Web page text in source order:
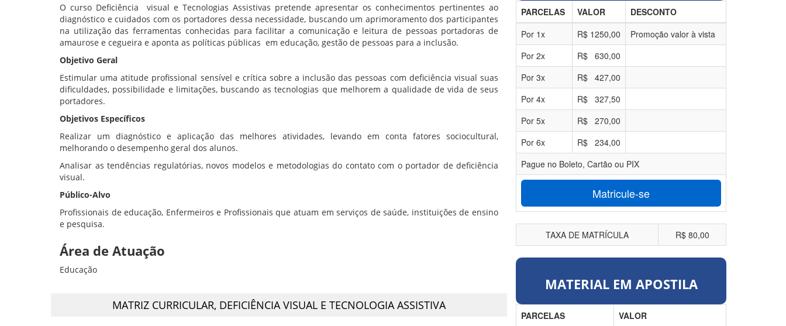
O curso Deficiência visual e Tecnologias Assistivas pretende apresentar os conhecimentos pertinentes ao
diagnóstico e cuidados com os portadores dessa necessidade, buscando um aprimoramento dos participantes
na utilização das ferramentas conhecidas para facilitar a comunicação e leitura de pessoas portadoras de
amaurose e cegueira e aponta as políticas públicas em educação, gestão de pessoas para a inclusão.
Objetivo Geral
Estimular uma atitude profissional sensível e crítica sobre a inclusão das pessoas com deficiência visual suas
dificuldades, possibilidade e limitações, buscando as tecnologias que melhorem a qualidade de vida de seus
portadores.
Objetivos Específicos
Realizar um diagnóstico e aplicação das melhores atividades, levando em conta fatores sociocultural,
melhorando o desempenho geral dos alunos.
Analisar as tendências regulatórias, novos modelos e metodologias do contato com o portador de deficiência
visual.
Público-Alvo
Profissionais de educação, Enfermeiros e Profissionais que atuam em serviços de saúde, instituições de ensino
e pesquisa.
Área de Atuação
Educação
MATRIZ CURRICULAR, DEFICIÊNCIA VISUAL E TECNOLOGIA ASSISTIVA
PARCELAS VALOR
DESCONTO
Por 1x R$ 1250,00
Promoção valor à vista
Por 2x R$ 630,00
Por 3x R$ 427,00
Por 4x R$ 327,50
Por 5x R$ 270,00
Por 6x R$ 234,00
Pague no Boleto, Cartão ou PIX
Matricule-se
TAXA DE MATRÍCULA R$ 80,00
MATERIAL EM APOSTILA
PARCELAS
VALOR